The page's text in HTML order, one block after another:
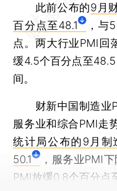
此前公布的9月
百分点至48.1
，与
点。两大行业PMI回
缓4.5个百分点至
间。
财新中国制造业
服务业和综合PMI走
统计局公布的9月制
50.1
，服务业PMI
PMI放缓0.8个百分点